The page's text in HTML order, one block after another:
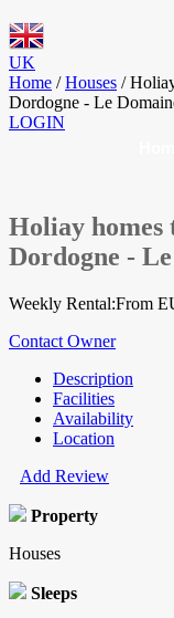
UK
Home / Houses /
Dordogne - Le
LOGIN
Holiay
Dordogne -
Weekly Rental:From
Contact Owner
Description
Facilities
Availability
Location
Add Review
Property
Houses
Sleeps